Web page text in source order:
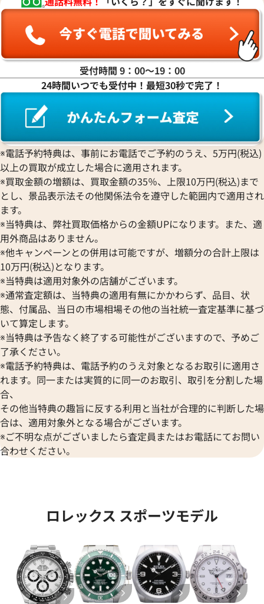
イトジャスト 126333 グレ
格
日時点の参考買取価格です
ロレックス デイトジャスト
ワイト文字盤
参考買取価格
2,790,000円
※2025年12月時点の参考買取
イトジャスト 41 126333 シ
時点の参考買取価格です
ロレックス デイトジャスト
ク 126333
1,974,000円
※2024年6月9日時点の参考買
受付時間 9：00〜19：00
24時間いつでも受付中！最短30秒で完了！
※電話予約特典は、事前にお電話でご予約のうえ、5万円(税込)
以上の買取が成立した場合に適用されます。
※買取金額の増額は、買取金額の35％、上限10万円(税込)まで
とし、景品表示法その他関係法令を遵守した範囲内で適用され
ます。
※当特典は、弊社買取価格からの金額UPになります。また、適
用外商品はありません。
※他キャンペーンとの併用は可能ですが、増額分の合計上限は
10万円(税込)となります。
※当特典は適用対象外の店舗がございます。
※通常査定額は、当特典の適用有無にかかわらず、品目、状
態、付属品、当日の市場相場その他の当社統一査定基準に基づ
いて算定します。
※当特典は予告なく終了する可能性がございますので、予めご
了承ください。
※電話予約特典は、電話予約のうえ対象となるお取引に適用さ
れます。同一または実質的に同一のお取引、取引を分割した場
合、
その他当特典の趣旨に反する利用と当社が合理的に判断した場
合は、適用対象外となる場合がございます。
※ご不明な点がございましたら査定員またはお電話にてお問い
合わせください。
ロレックス スポーツモデル